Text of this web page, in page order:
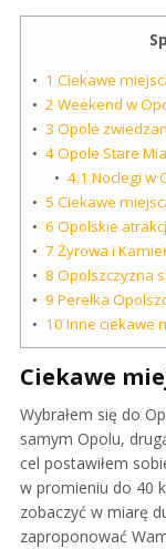
1 Ciekawe
2 Weekend w
3 Opole
4Opole Stare
4.1 Noclegi w
5 Ciekawe
6 Opolskie
7 Żyrowa i
8 Opolszczyzna
9 Perełka
10 Inne ciekawe
Ciekawe
Wybrałem się do
samym Opolu,
cel postawiłem
w promieniu do 40
zobaczyć w miarę
zaproponować